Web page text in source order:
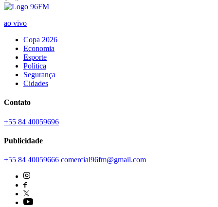
ao vivo
Copa 2026
Economia
Esporte
Política
Segurança
Cidades
Contato
+55 84 40059696
Publicidade
+55 84 40059666 comercial96fm@gmail.com